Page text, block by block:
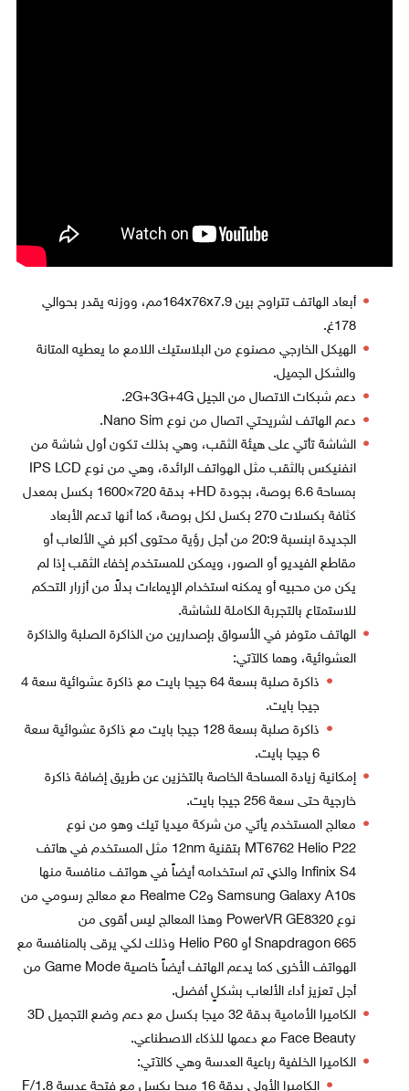
أبعاد الهاتف تتراوح بين 164x76x7.9مم، ووزنه يقدر بحوالي
178غ.
الهيكل الخارجي مصنوع من البلاستيك اللامع ما يعطيه المتانة
والشكل الجميل.
دعم شبكات الاتصال من الجيل 2G+3G+4G.
دعم الهاتف لشريحتي اتصال من نوع Nano Sim.
الشاشة تأتي على هيئة الثقب، وهي بذلك تكون أول شاشة من
انفنيكس بالثقب مثل الهواتف الرائدة، وهي من نوع IPS LCD
بمساحة 6.6 بوصة، بجودة HD+ بدقة 720×1600 بكسل بمعدل
كثافة بكسلات 270 بكسل لكل بوصة، كما أنها تدعم الأبعاد
الجديدة ابنسبة 20:9 من أجل رؤية محتوى أكبر في الألعاب أو
مقاطع الفيديو أو الصور، ويمكن للمستخدم إخفاء الثقب إذا لم
يكن من محبيه أو يمكنه استخدام الإيماءات بدلاً من أزرار التحكم
للاستمتاع بالتجربة الكاملة للشاشة.
الهاتف متوفر في الأسواق بإصدارين من الذاكرة الصلبة والذاكرة
العشوائية، وهما كالآتي:
ذاكرة صلبة بسعة 64 جيجا بايت مع ذاكرة عشوائية سعة 4
جيجا بايت.
ذاكرة صلبة بسعة 128 جيجا بايت مع ذاكرة عشوائية سعة
6 جيجا بايت.
إمكانية زيادة المساحة الخاصة بالتخزين عن طريق إضافة ذاكرة
خارجية حتى سعة 256 جيجا بايت.
معالج المستخدم يأتي من شركة ميديا تيك وهو من نوع
MT6762 Helio P22 بتقنية 12nm مثل المستخدم في هاتف
Infinix S4 والذي تم استخدامه أيضاً في هواتف منافسة منها
Samsung Galaxy A10s وRealme C2 مع معالج رسومي من
نوع PowerVR GE8320 وهذا المعالج ليس أقوى من
Snapdragon 665 أو Helio P60 وذلك لكي يرقى بالمنافسة مع
الهواتف الأخرى كما يدعم الهاتف أيضاً خاصية Game Mode من
أجل تعزيز أداء الألعاب بشكلٍ أفضل.
الكاميرا الأمامية بدقة 32 ميجا بكسل مع دعم وضع التجميل 3D
Face Beauty مع دعمها للذكاء الاصطناعي.
الكاميرا الخلفية رباعية العدسة وهي كالآتي:
الكاميرا الأولى بدقة 16 ميجا بكسل مع فتحة عدسة F/1.8